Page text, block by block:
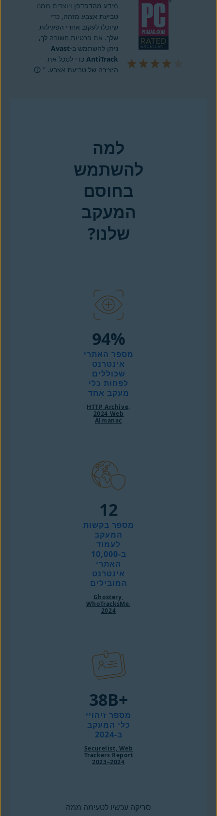
מידע מהדפדפן ויוצרים ממנו
טביעת אצבע מזהה, כדי
שיוכלו לעקוב אחרי הפעילות
שלך. אם פרטיות חשובה לך,
ניתן להשתמש ב-Avast
AntiTrack כדי לסכל את
היצירה של טביעת אצבע. ”
למה
להשתמש
בחוסם
המעקב
שלנו?
‎94%
מספר האתרי
אינטרנט
שכוללים
לפחות כלי
מעקב אחד
HTTP Archive,
2024 Web
Almanac
‎12
מספר בקשות
המעקב
לעמוד
ב-10,000
האתרי
אינטרנט
המובילים
Ghostery,
WhoTracksMe,
2024
‎38B+‎
מספר זיהויי
כלי המעקב
ב-2024
Securelist, Web
Trackers Report
2023–2024
סריקה עכשיו לטעימה ממה